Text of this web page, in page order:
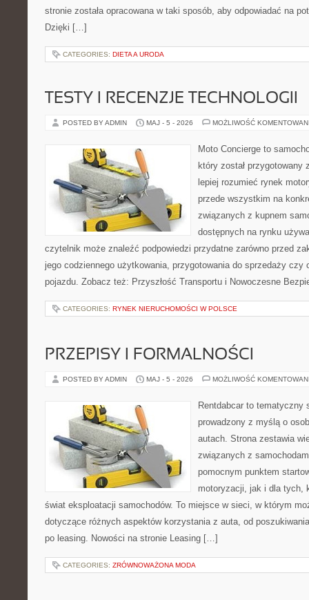
stronie została opracowana w taki sposób, aby odpowiadać na
Dzięki […]
CATEGORIES: DIETA A URODA
TESTY I RECENZJE TECHNOLOGII
POSTED BY ADMIN MAJ - 5 - 2026 MOŻLIWOŚĆ
Moto Concierge to
który został
lepiej rozumieć rynek
przede wszystkim na
związanych z kupnem
dostępnych na rynku
czytelnik może znaleźć podpowiedzi przydatne zarówno przed
jego codziennego użytkowania, przygotowania do sprzedaży czy
pojazdu. Zobacz też: Przyszłość Transportu i Nowoczesne
CATEGORIES: RYNEK NIERUCHOMOŚCI W POLSCE
PRZEPISY I FORMALNOŚCI
POSTED BY ADMIN MAJ - 5 - 2026 MOŻLIWOŚĆ
Rentdabcar to tematyczny
prowadzony z myślą o
autach. Strona zestawia
związanych z
pomocnym punktem
motoryzacji, jak i dla tych,
świat eksploatacji samochodów. To miejsce w sieci, w którym
dotyczące różnych aspektów korzystania z auta, od
po leasing. Nowości na stronie Leasing […]
CATEGORIES: ZRÓWNOWAŻONA MODA